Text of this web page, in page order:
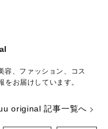
容、ファッション、コス
をお届けしています。
original 記事一覧へ